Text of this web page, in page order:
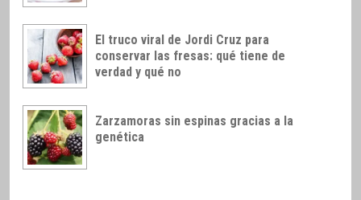
El truco viral de Jordi Cruz para
conservar las fresas: qué tiene de
verdad y qué no
Zarzamoras sin espinas gracias a la
genética